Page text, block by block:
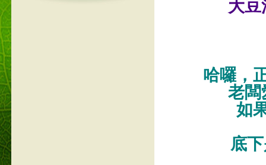
大
哈囉，
老闆
如
底